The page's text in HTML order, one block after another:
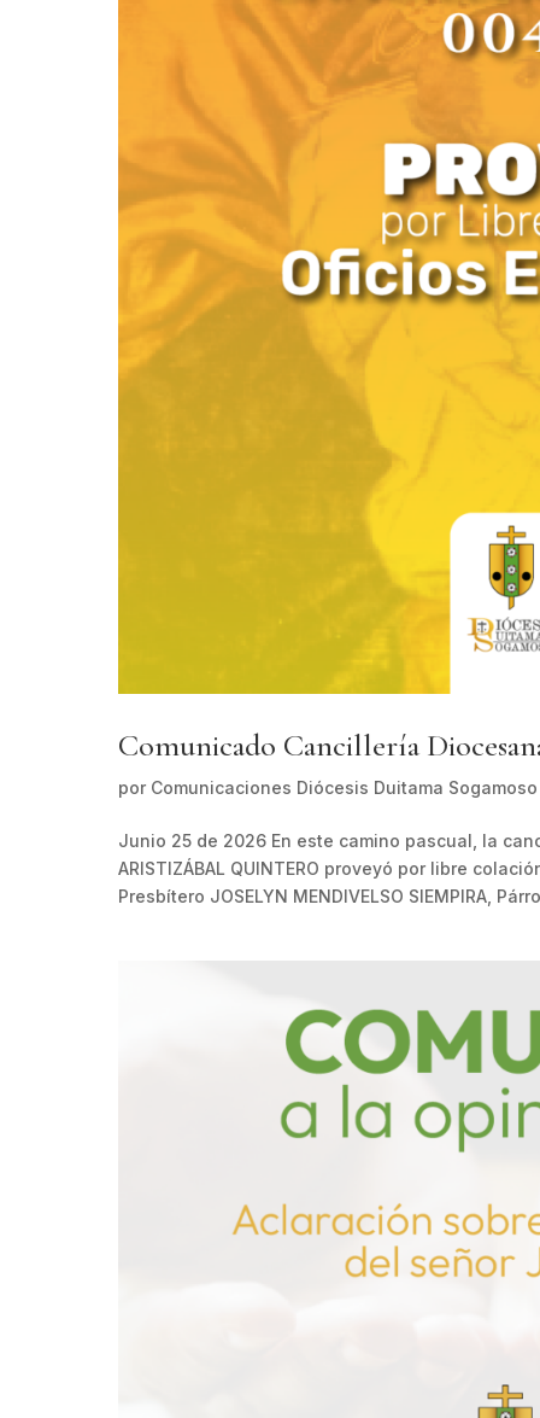
Comunicado Cancillería
por Comunicaciones Diócesis Duitama Sogamoso
Junio 25 de 2026 En este camino pascual, la
ARISTIZÁBAL QUINTERO proveyó por libre
Presbítero JOSELYN MENDIVELSO SIEMPIRA,